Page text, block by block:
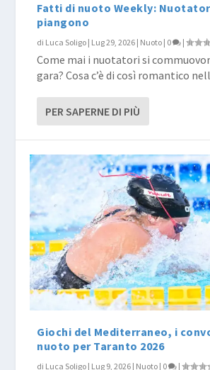
Fatti di nuoto Weekly:
piangono
di Luca Soligo | Lug 29, 2026 | Nuoto | 0 |
Come mai i nuotatori si
gara? Cosa c’è di così romantico
PER SAPERNE DI PIÙ
Giochi del Mediterraneo, i
nuoto per Taranto 2026
di Luca Soligo | Lug 9, 2026 | Nuoto | 0 |